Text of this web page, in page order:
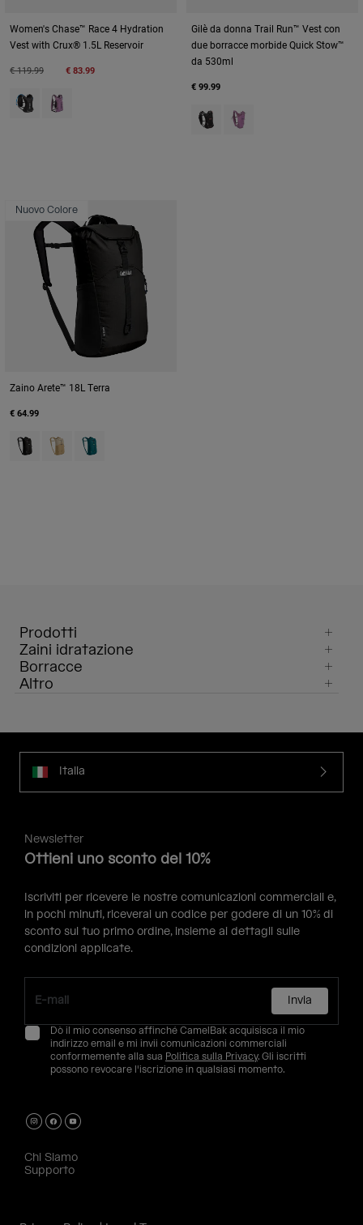
Women's Chase™ Race 4 Hydration
Vest with Crux® 1.5L Reservoir
Price reduced from
€ 119.99to € 83.99
Product swatch type of Black.
Product swatch type of Lavender.
Gilè da donna Trail Run™ Vest con
due borracce morbide Quick Stow™
da 530ml
€ 99.99
Product swatch type of Black.
Product swatch type of
Nuovo Colore
Zaino Arete™ 18L Terra
€ 64.99
Product swatch type of Black.
Product swatch type of Canyon Clay.
Product swatch type of Deep Teal.
Prodotti
Zaini idratazione
Borracce
Altro
Italia
Newsletter
Ottieni uno sconto del 10%
Iscriviti per ricevere le nostre comunicazioni commerciali e,
in pochi minuti, riceverai un codice per godere di un 10% di
sconto sul tuo primo ordine, insieme ai dettagli sulle
condizioni applicate.
Invia
Dò il mio consenso affinché CamelBak acquisisca il mio
indirizzo email e mi invii comunicazioni commerciali
conformemente alla sua Politica sulla Privacy. Gli iscritti
possono revocare l'iscrizione in qualsiasi momento.
Chi Siamo
Supporto